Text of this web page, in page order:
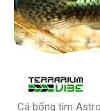
Cá bống tím